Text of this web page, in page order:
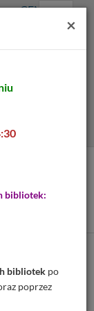
CEN
Menu
×
bibliotek:
bibliotek po
poprzez